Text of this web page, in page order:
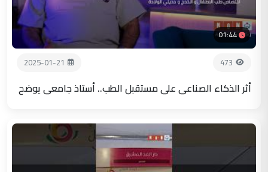
01:44
473
2025-01-21
أثر الذكاء الصناعي على مستقبل الطب.. أستاذ جامعي يوضح